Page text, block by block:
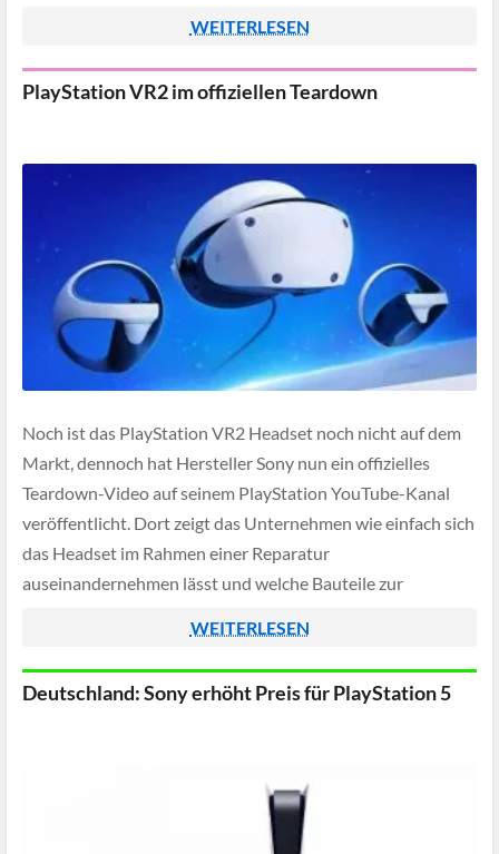
WEITERLESEN
PlayStation VR2 im offiziellen Teardown
Noch ist das PlayStation VR2 Headset noch nicht auf dem
Markt, dennoch hat Hersteller Sony nun ein offizielles
Teardown-Video auf seinem PlayStation YouTube-Kanal
veröffentlicht. Dort zeigt das Unternehmen wie einfach sich
das Headset im Rahmen einer Reparatur
auseinandernehmen lässt und welche Bauteile zur
WEITERLESEN
Deutschland: Sony erhöht Preis für PlayStation 5